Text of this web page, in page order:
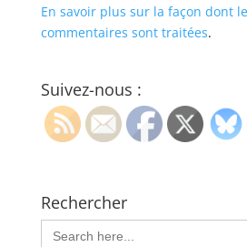
En savoir plus sur la façon dont
commentaires sont traitées.
Suivez-nous :
Rechercher
Search
for: